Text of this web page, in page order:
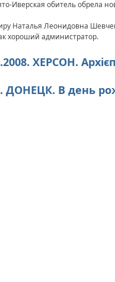
Иверская обитель обрела
Наталья Леонидовна
хороший администратор.
ХЕРСОН.
ДОНЕЦК. В день